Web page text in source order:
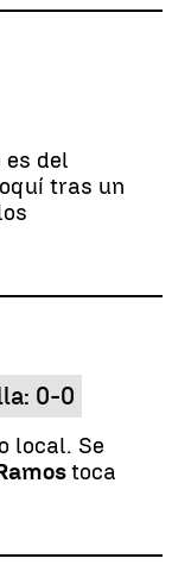
del
tras un
0-0
local. Se
toca